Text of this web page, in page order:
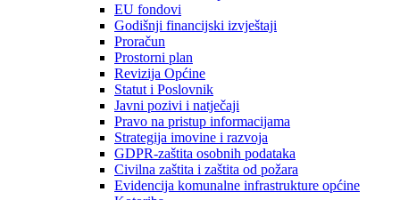
EU fondovi
Godišnji financijski izvještaji
Proračun
Prostorni plan
Revizija Općine
Statut i Poslovnik
Javni pozivi i natječaji
Pravo na pristup informacijama
Strategija imovine i razvoja
GDPR-zaštita osobnih podataka
Civilna zaštita i zaštita od požara
Evidencija komunalne infrastrukture općine